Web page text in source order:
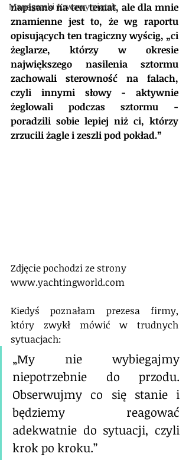
Managerski Krwawy piątek
napisano na ten temat, ale dla mnie
znamienne jest to, że wg raportu
opisujących ten tragiczny wyścig, „ci
żeglarze, którzy w okresie
największego nasilenia sztormu
zachowali sterowność na falach,
czyli innymi słowy - aktywnie
żeglowali podczas sztormu -
poradzili sobie lepiej niż ci, którzy
zrzucili żagle i zeszli pod pokład.”
Zdjęcie pochodzi ze strony
www.yachtingworld.com
Kiedyś poznałam prezesa firmy,
który zwykł mówić w trudnych
sytuacjach:
„My nie wybiegajmy
niepotrzebnie do przodu.
Obserwujmy co się stanie i
będziemy reagować
adekwatnie do sytuacji, czyli
krok po kroku.”